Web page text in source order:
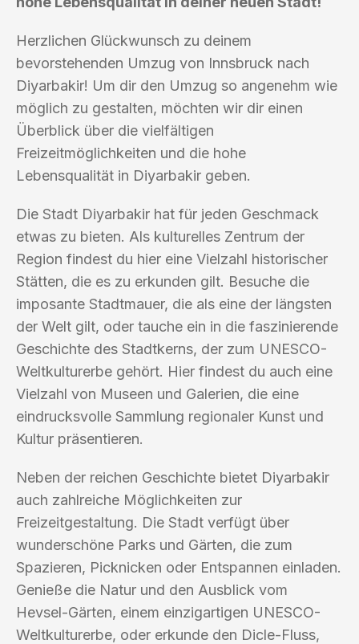
Herzlichen Glückwunsch zu deinem
bevorstehenden Umzug von Innsbruck nach
Diyarbakir! Um dir den Umzug so angenehm wie
möglich zu gestalten, möchten wir dir einen
Überblick über die vielfältigen
Freizeitmöglichkeiten und die hohe
Lebensqualität in Diyarbakir geben.
Die Stadt Diyarbakir hat für jeden Geschmack
etwas zu bieten. Als kulturelles Zentrum der
Region findest du hier eine Vielzahl historischer
Stätten, die es zu erkunden gilt. Besuche die
imposante Stadtmauer, die als eine der längsten
der Welt gilt, oder tauche ein in die faszinierende
Geschichte des Stadtkerns, der zum UNESCO-
Weltkulturerbe gehört. Hier findest du auch eine
Vielzahl von Museen und Galerien, die eine
eindrucksvolle Sammlung regionaler Kunst und
Kultur präsentieren.
Neben der reichen Geschichte bietet Diyarbakir
auch zahlreiche Möglichkeiten zur
Freizeitgestaltung. Die Stadt verfügt über
wunderschöne Parks und Gärten, die zum
Spazieren, Picknicken oder Entspannen einladen.
Genieße die Natur und den Ausblick vom
Hevsel-Gärten, einem einzigartigen UNESCO-
Weltkulturerbe, oder erkunde den Dicle-Fluss,